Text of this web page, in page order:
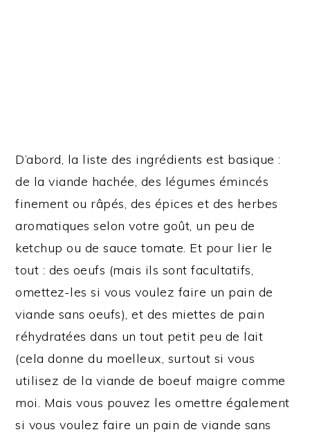
D’abord, la liste des ingrédients est basique :
de la viande hachée, des légumes émincés
finement ou râpés, des épices et des herbes
aromatiques selon votre goût, un peu de
ketchup ou de sauce tomate. Et pour lier le
tout : des oeufs (mais ils sont facultatifs,
omettez-les si vous voulez faire un pain de
viande sans oeufs), et des miettes de pain
réhydratées dans un tout petit peu de lait
(cela donne du moelleux, surtout si vous
utilisez de la viande de boeuf maigre comme
moi. Mais vous pouvez les omettre également
si vous voulez faire un pain de viande sans